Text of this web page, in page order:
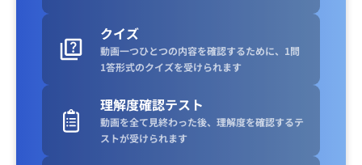
クイズ
動画一つひとつの内容を確認するために、1問
1答形式のクイズを受けられます
理解度確認テスト
動画を全て見終わった後、理解度を確認するテ
ストが受けられます